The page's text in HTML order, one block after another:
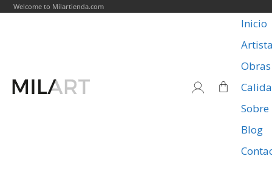
Welcome to Milartienda.com
Inicio
Obras
Blog